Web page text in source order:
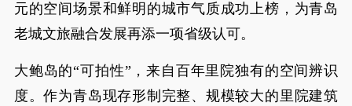
元的空间场景和鲜明的城市气质成功上榜，为青岛
老城文旅融合发展再添一项省级认可。
大鲍岛的“可拍性”，来自百年里院独有的空间辨识
度。作为青岛现存形制完整、规模较大的里院建筑